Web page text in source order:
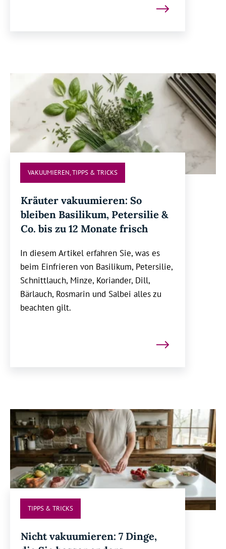
VAKUUMIEREN,TIPPS & TRICKS
Kräuter vakuumieren: So
bleiben Basilikum, Petersilie &
Co. bis zu 12 Monate frisch
In diesem Artikel erfahren Sie, was es
beim Einfrieren von Basilikum, Petersilie,
Schnittlauch, Minze, Koriander, Dill,
Bärlauch, Rosmarin und Salbei alles zu
beachten gilt.
TIPPS & TRICKS
Nicht vakuumieren: 7 Dinge,